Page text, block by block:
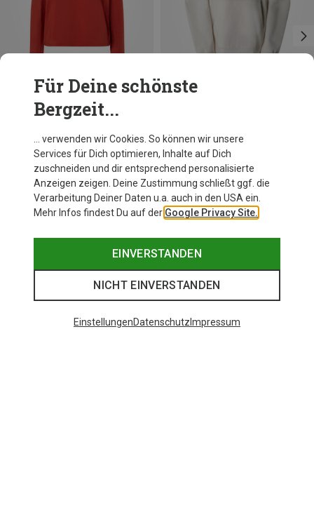
Du sparst 18%
Für Deine schönste
Bergzeit...
… verwenden wir Cookies. So können wir unsere
Services für Dich optimieren, Inhalte auf Dich
zuschneiden und dir entsprechend personalisierte
Anzeigen zeigen. Deine Zustimmung schließt ggf. die
Verarbeitung Deiner Daten u.a. auch in den USA ein.
Mehr Infos findest Du auf der Google Privacy Site.
EINVERSTANDEN
NICHT EINVERSTANDEN
EinstellungenDatenschutz Impressum